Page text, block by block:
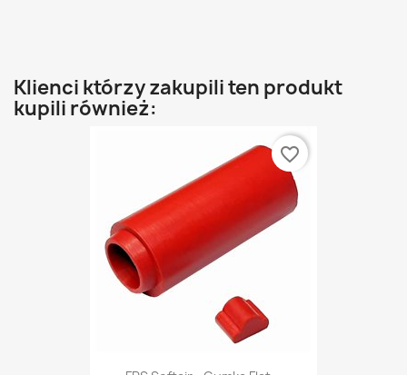
Klienci którzy zakupili ten produkt
kupili również:
favorite_border